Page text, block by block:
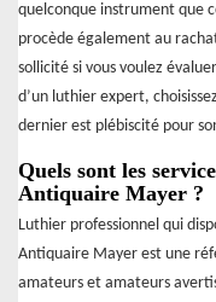
quelconque instrument que
procède également au
sollicité si vous voulez
d’un luthier expert,
dernier est plébiscité pour
Quels sont les
Antiquaire Mayer ?
Luthier professionnel qui
Antiquaire Mayer est une
amateurs et amateurs